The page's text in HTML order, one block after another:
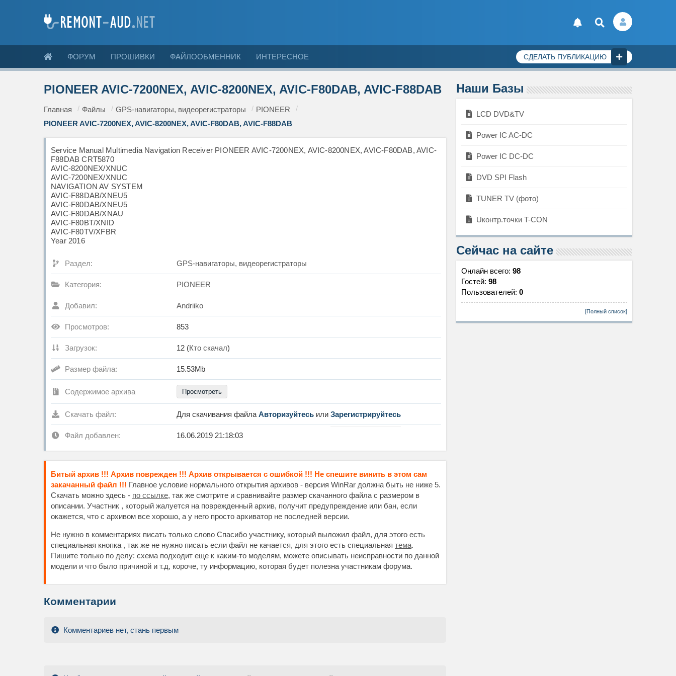
ФОРУМ ПРОШИВКИ ФАЙЛООБМЕННИК ИНТЕРЕСНОЕ СДЕЛАТЬ ПУБЛИКАЦИЮ
PIONEER AVIC-7200NEX, AVIC-8200NEX, AVIC-F80DAB, AVIC-F88DAB
Главная Файлы GPS-навигаторы, видеорегистраторы
PIONEER
PIONEER AVIC-7200NEX, AVIC-8200NEX, AVIC-F80DAB, AVIC-F88DAB
Service Manual Multimedia Navigation Receiver PIONEER AVIC-7200NEX, AVIC-8200NEX, AVIC-F80DAB, AVIC-
F88DAB CRT5870
AVIC-8200NEX/XNUC
AVIC-7200NEX/XNUC
NAVIGATION AV SYSTEM
AVIC-F88DAB/XNEU5
AVIC-F80DAB/XNEU5
AVIC-F80DAB/XNAU
AVIC-F80BT/XNID
AVIC-F80TV/XFBR
Year 2016
Раздел: GPS-навигаторы, видеорегистраторы
Категория: PIONEER
Добавил: Andriiko
Просмотров: 853
Загрузок: 12 (Кто скачал)
Размер файла: 15.53Mb
Содержимое архива Просмотреть
Скачать файл: Для скачивания файла Авторизуйтесь или Зарегистрируйтесь
Файл добавлен: 16.06.2019 21:18:03
Битый архив !!! Архив поврежден !!! Архив открывается с ошибкой !!! Не спешите винить в этом сам
закачанный файл !!! Главное условие нормального открытия архивов - версия WinRar должна быть не ниже 5.
Скачать можно здесь - по ссылке, так же смотрите и сравнивайте размер скачанного файла с размером в
описании. Участник , который жалуется на поврежденный архив, получит предупреждение или бан, если
окажется, что с архивом все хорошо, а у него просто архиватор не последней версии.
Не нужно в комментариях писать только слово Спасибо участнику, который выложил файл, для этого есть
специальная кнопка , так же не нужно писать если файл не качается, для этого есть специальная тема.
Пишите только по делу: схема подходит еще к каким-то моделям, можете описывать неисправности по данной
модели и что было причиной и т.д, короче, ту информацию, которая будет полезна участникам форума.
Комментарии
Комментариев нет, стань первым
Наши Базы
LCD DVD&TV
Power IC AC-DC
Power IC DC-DC
DVD SPI Flash
TUNER TV (фото)
Uконтр.точки T-CON
Сейчас на сайте
Онлайн всего: 98
Гостей: 98
Пользователей: 0
[Полный список]